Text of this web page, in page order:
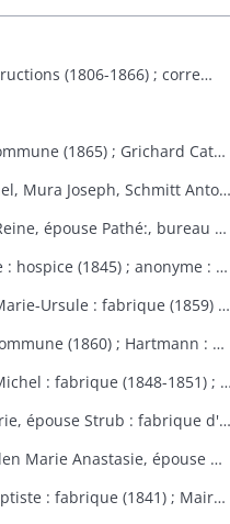
GENERALITES. Circulaires, instructions (1806-1866) ; correspondance avec le préfet (1823-1870) ; dons à plusieurs communes et établissements publics (1808-1870) ; états des dons et legs faits aux établissements religieux et publics (1823-1870).
ALGOLSHEIM - Anonyme : commune (1865) ; Grichard Catherine : caisse des pauvres protestants d'Algolsheim et de Volgelsheim (1853).
ALTENACH - Hartmann Michel, Mura Joseph, Schmitt Antoine, Reinauer Joseph : fabrique (1821), Koegler Anne, épouse Fleury : fabrique (1817-1818).
ALTKIRCH - Baumlin Marie-Reine, épouse Pathé:, bureau de bienfaisance (1803) ; Baur Reine-Catherine, épouse Schneider : hospice, bureau de bienfaisance, fabrique (1841-1845) ; Bisel : hospice Saint-Morand (1849) ; Caisse d'Epargne (1) : hospice (1850-1855) ; Eberlin Joseph : hospice Saint-Morand (1844) ; Enderlin Antoine, de Durlinsdorf : hospice (1859) ; Erny : fabrique (1865) (voir aussi Thann) ; Friburger Anne-Marie, épouse Remus : hospice (1865) ; Fritsch Morand : hospice Saint-Morand (1857-1859) ; Garrosse François-Marie : bureau de bienfaisance (1802) ; Garozzi Antoine, Henner Thomas Valentin, Kiene Marie-Anne : fabrique (1813) ; Garozzi Rosalie, épouse Durthaller : hospice civil (1850) ; Gilardoni Joseph : hospice (1864) ; Haenner Xavier : fabrique (1843-1844) ; Hartmann Jean, Kiene Marie-Elisabeth : fabrique (1819) ; Hennige, curé, Reininger Elma : hospice (1855-1862) ; Hiltenbrand Marie-Salomé : hospice Saint-Morand (1854) ; Jourdain Xavier : hospice et pauvres (1854-1867) ; Kauffmann Antoine : fabrique (1814-1817) ; Koechlin André : pauvres (1854) ; Koechlin André, de Mulhouse : commune (1860) ; Loetscher : hospice Saint-Morand (1851) ; Mildner Antoine-François : hospice Saint-Morand (1831-1832) ; Mulhaupt Anne-Marie : hospice Saint-Morand (1844) ; Neef François-Joseph : fabrique (1809) ; Platel Louise : hospice et bureau de bienfaisance (1867) ; Reininger Emma-Joséphine : hospice Saint-Morand (1855) ; Reininger Marie-Françoise : bureau de bienfaisance et fabrique (1866-1868) ; Roemer Georges, curé : hospice Saint-Morand (1868-1869) ; Rudler Euphémie : hospice Saint-Morand (1869-1870) ; Sauthier : hospice Saint-Morand (1856-1857) ; Schirlin, curé de Bouxwiller : hospice Saint-Morand (1868) ; Stouff Jean-Pierre : hospice Saint-Morand (1832-1833) ; Zobel Morand : hospice Saint-Morand (1859).
AMMERSCHWIHR - Anonyme : hospice (1845) ; anonyme : hospice (1860) ; anonyme : hospice (1860) ; anonyme : hospice (1868) ; anonyme : hospice (1868) ; Bertrand Catherine, religieuse à Ensisheim : hospice (1833-1835) ; Bessler Anne-Marie, épouse Hartmann : hospice et fabrique (1848-1852) ; Bressler Elisabeth : fabrique (1840) ; Bressler Jean-Jacques, curé de Zimmerbach : hospice (1849) ; Custor François-Joseph, abbé : hospice (1822-1823) ; famille Demangeat, des Trois-Epis : hospice (1866) ; Gasser Barbe et François-Martin : hospice et fabrique (1842-1843) ; héritiers Gerber : hospice (1853-1855) ; Gerber Anne-Marie, épouse Muller : hospice (1870) ; Giroud Françoise, épouse Langlais : hospice et fabrique (1838-1845) ; Gottelman François-Joseph : chapelle des Trois-Epis (1824) ; Hartmann Martin : hospice (1851) ; Hildenfinck Joseph : hospice (1869) ; Kast Jean-Baptiste : fabrique (1865) ; Klein François-Joseph : hospice (1820-1821) ; Klein Marguerite, épouse Schielé : hospice, pauvres et fabrique (1844) ; Hamberger Françoise, épouse Bueb dit Dubois : fabrique (1846) ; Leimbach Sébastien : hospice (1835) ; Meg Sébastien : fabrique et pauvres (1828) ; Saltzmann Anne-Marie, épouse Heinrich : fabrique (1869-1870) ; Schielé Alexandre : hospice et pauvres (1828) ; Schwindenhammer Jacques : hospice (1852) ; Simonin : fabrique et pauvres (1832) ; Simonis Catherine, veuve Simonis, épouse Vejux : fabrique (1850) ; Thomann Marie-Ursule : pauvres et hospice (1838) ; Thomann Martin et Anne-Marie, son épouse : hospice (1858) ; Ulrich Catherine, épouse Kast le Vieux : hospice (1848-1852).
AMMERTZWILLER - Richert Marie-Ursule : fabrique (1859) ; Wolff Elisabeth, épouse Hinderer : pauvres d'Ammertzwiller et de Spechbach-le-Bas et fabrique d'Ammertzwiller (1854).
ANDOLSHEIM - Anonyme : commune (1860) ; Hartmann : bureau de bienfaisance (1858) ; Neubuck (de) Marie-Ursule, épouse de Mouge : fabrique (1851) ; Schuller Mathias, dit le Vieux ou le Settier : consistoire protestant (1814).
ARTZENHEIM - Haumesser Michel : fabrique (1848-1851) ; Mangold Louis Benjamin; fabrique (1857-1858).
ASPACH - Himbert Anne-Marie, épouse Strub : fabrique d'Aspach et de Heidwiller (1849).
ASPACH-LE-HAUT - Schnebelen Marie Anastasie, épouse Durwell, de Thann : enfants indigents (1867-1868).
AUBURE - Demoulin Jean-Baptiste : fabrique (1841) ; Maire Marie-Elisabeth : fabrique (1864-1865) ; Raffner Catherine : fabrique (1860) ; Stortz André : fabrique (1852-1853) ; Thiriet Jean Antoine : fabrique (1846-1847).